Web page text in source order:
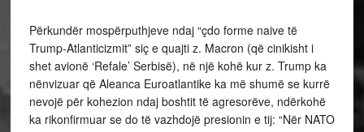
Përkundër mospërputhjeve ndaj “çdo forme naive të
Trump-Atlanticizmit” siç e quajti z. Macron (që cinikisht i
shet avionë ‘Refale’ Serbisë), në një kohë kur z. Trump ka
nënvizuar që Aleanca Euroatlantike ka më shumë se kurrë
nevojë për kohezion ndaj boshtit të agresorëve, ndërkohë
ka rikonfirmuar se do të vazhdojë presionin e tij: “Nër NATO